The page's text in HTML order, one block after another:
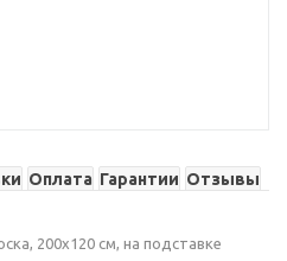
Оплата Гарантии Отзывы
200х120 см, на подставке